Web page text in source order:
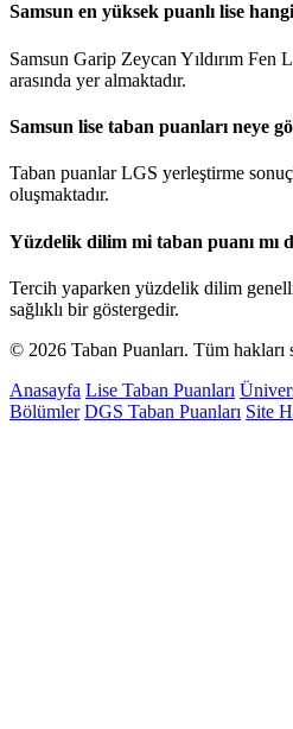
Samsun en yüksek puanlı lise
Samsun Garip Zeycan Yıldırım Fen
arasında yer almaktadır.
Samsun lise taban puanları neye
Taban puanlar LGS yerleştirme
oluşmaktadır.
Yüzdelik dilim mi taban puanı mı
Tercih yaparken yüzdelik dilim
sağlıklı bir göstergedir.
© 2026 Taban Puanları. Tüm hakları
Anasayfa Lise Taban Puanları
Bölümler DGS Taban Puanları Site